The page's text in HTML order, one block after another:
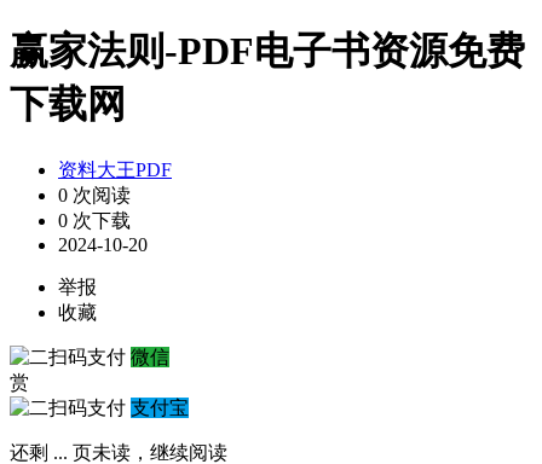
赢家法则-PDF电子书资源免费
下载网
资料大王PDF
0 次阅读
0 次下载
2024-10-20
举报
收藏
微信
赏
支付宝
还剩 ... 页未读， 继续阅读